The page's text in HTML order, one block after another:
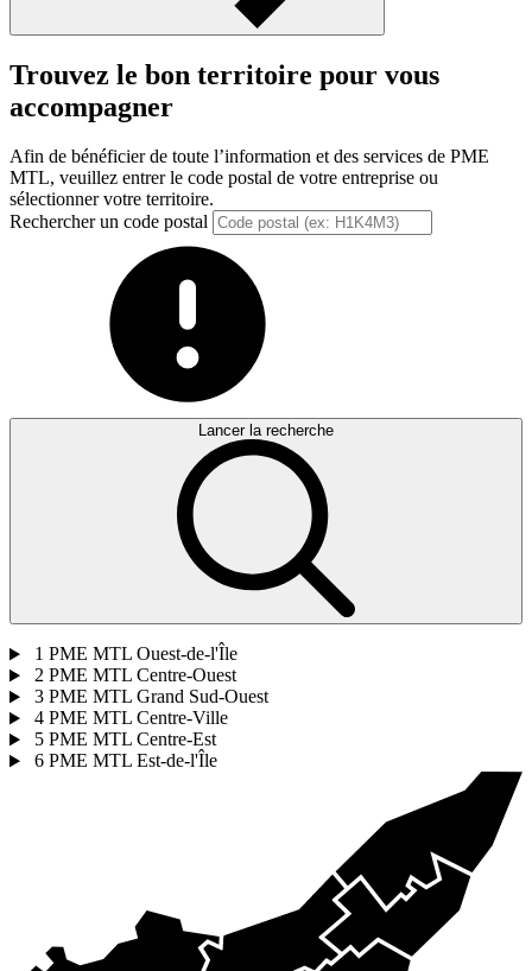
Trouvez le bon territoire pour vous
accompagner
Afin de bénéficier de toute l’information et des services de PME
MTL, veuillez entrer le code postal de votre entreprise ou
sélectionner votre territoire.
Rechercher un code postal
Lancer la recherche
1 PME MTL Ouest-de-l'Île
2 PME MTL Centre-Ouest
3 PME MTL Grand Sud-Ouest
4 PME MTL Centre-Ville
5 PME MTL Centre-Est
6 PME MTL Est-de-l'Île